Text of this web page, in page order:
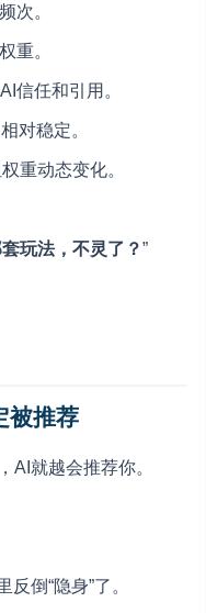
次。
重。
信任和引用。
对稳定。
重动态变化。
玩法，不灵了？”
被推荐
AI就越会推荐你。
倒“隐身”了。